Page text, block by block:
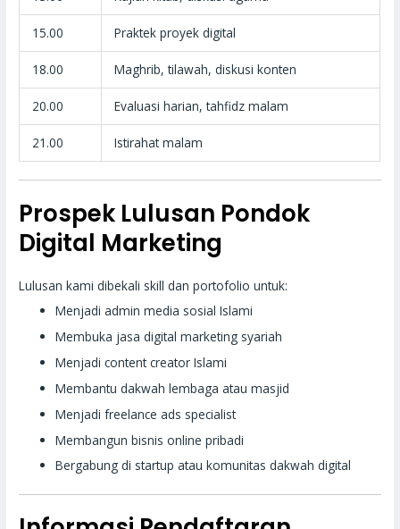
15.00 Praktek proyek digital
18.00 Maghrib, tilawah, diskusi konten
20.00 Evaluasi harian, tahfidz malam
21.00 Istirahat malam
Prospek Lulusan Pondok
Digital Marketing
Lulusan kami dibekali skill dan portofolio untuk:
Menjadi admin media sosial Islami
Membuka jasa digital marketing syariah
Menjadi content creator Islami
Membantu dakwah lembaga atau masjid
Menjadi freelance ads specialist
Membangun bisnis online pribadi
Bergabung di startup atau komunitas dakwah digital